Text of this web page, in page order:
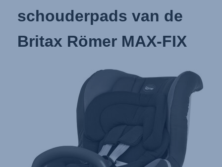
schouderpads van de
Britax Römer MAX-FIX